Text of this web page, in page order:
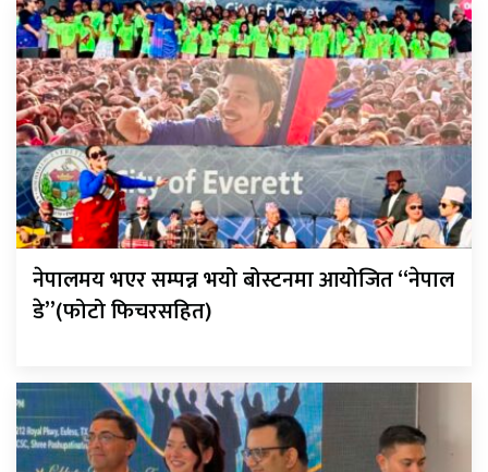
नेपालमय भएर सम्पन्न भयो बोस्टनमा आयोजित “नेपाल
डे”(फोटो फिचरसहित)